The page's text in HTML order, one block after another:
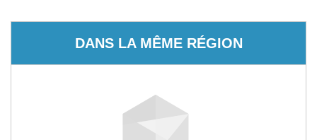
DANS LA MÊME RÉGION